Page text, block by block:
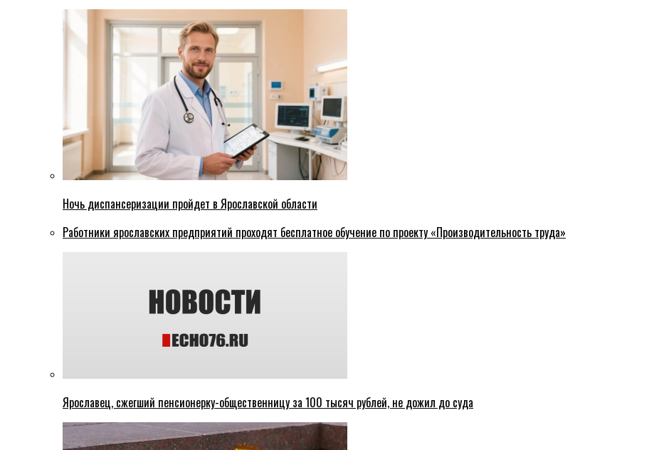
Ночь диспансеризации пройдет в Ярославской области
Работники ярославских предприятий проходят бесплатное обучение по проекту «Производительность труда»
Ярославец, сжегший пенсионерку-общественницу за 100 тысяч рублей, не дожил до суда